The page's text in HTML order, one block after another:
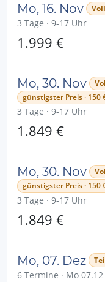
Mo, 16. Nov
3 Tage · 9-17 Uhr
1.999 €
Mo, 30. Nov
günstigster Preis · 150
3 Tage · 9-17 Uhr
1.849 €
Mo, 30. Nov
günstigster Preis · 150
3 Tage · 9-17 Uhr
1.849 €
Mo, 07. Dez
6 Termine · Mo